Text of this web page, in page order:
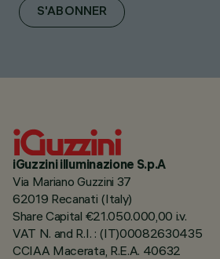
S'ABONNER
iGuzzini illuminazione S.p.A
Via Mariano Guzzini 37
62019 Recanati (Italy)
Share Capital €21.050.000,00 i.v.
VAT N. and R.I. : (IT)00082630435
CCIAA Macerata, R.E.A. 40632